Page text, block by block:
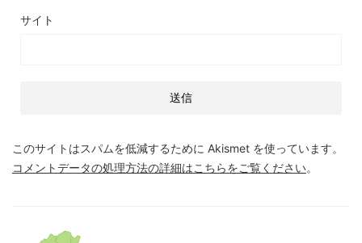
サイト
このサイトはスパムを低減するために Akismet を使っています。
コメントデータの処理方法の詳細はこちらをご覧ください。